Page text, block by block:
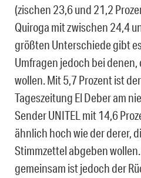
(zischen 23,6 und 21,2
Quiroga mit zwischen 24,4
größten Unterschiede gibt
Umfragen jedoch bei
wollen. Mit 5,7 Prozent ist
Tageszeitung El Deber am
Sender UNITEL mit 14,6
ähnlich hoch wie der derer,
Stimmzettel abgeben
gemeinsam ist jedoch der